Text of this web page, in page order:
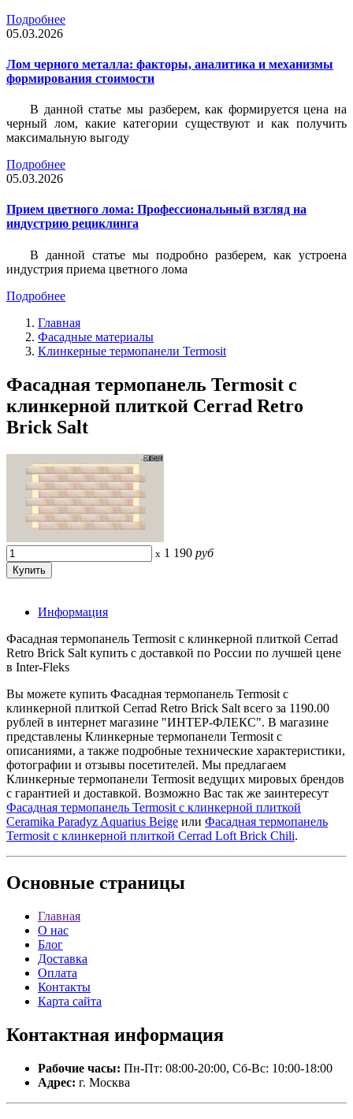
Подробнее
05.03.2026
Лом черного металла: факторы, аналитика и механизмы
формирования стоимости
В данной статье мы разберем, как формируется цена на
черный лом, какие категории существуют и как получить
максимальную выгоду
Подробнее
05.03.2026
Прием цветного лома: Профессиональный взгляд на
индустрию рециклинга
В данной статье мы подробно разберем, как устроена
индустрия приема цветного лома
Подробнее
Главная
Фасадные материалы
Клинкерные термопанели Termosit
Фасадная термопанель Termosit с
клинкерной плиткой Cerrad Retro
Brick Salt
x 1 190 руб
Информация
Фасадная термопанель Termosit с клинкерной плиткой Cerrad
Retro Brick Salt купить с доставкой по России по лучшей цене
в Inter-Fleks
Вы можете купить Фасадная термопанель Termosit с
клинкерной плиткой Cerrad Retro Brick Salt всего за 1190.00
рублей в интернет магазине "ИНТЕР-ФЛЕКС". В магазине
представлены Клинкерные термопанели Termosit с
описаниями, а также подробные технические характеристики,
фотографии и отзывы посетителей. Мы предлагаем
Клинкерные термопанели Termosit ведущих мировых брендов
с гарантией и доставкой. Возможно Вас так же заинтересут
Фасадная термопанель Termosit с клинкерной плиткой
Ceramika Paradyz Aquarius Beige или Фасадная термопанель
Termosit с клинкерной плиткой Cerrad Loft Brick Chili.
Основные страницы
Главная
О нас
Блог
Доставка
Оплата
Контакты
Карта сайта
Контактная информация
Рабочие часы: Пн-Пт: 08:00-20:00, Сб-Вс: 10:00-18:00
Адрес: г. Москва